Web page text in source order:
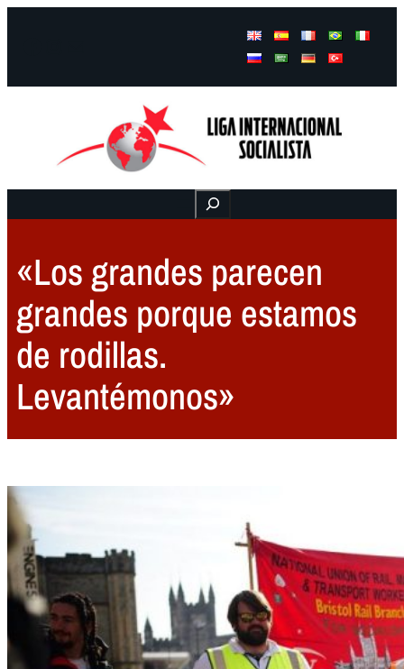
Buscar
«Los grandes parecen
grandes porque estamos
de rodillas.
Levantémonos»